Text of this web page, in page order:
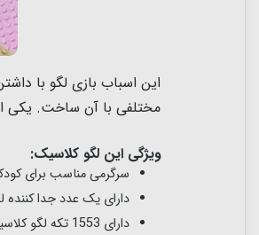
مختلفی با آن ساخت. یکی
ویژگی این لگو کلاسیک:
سرگرمی مناسب برای کودکان
دارای یک عدد جدا
دارای 1553 تکه لگو کلاسیک